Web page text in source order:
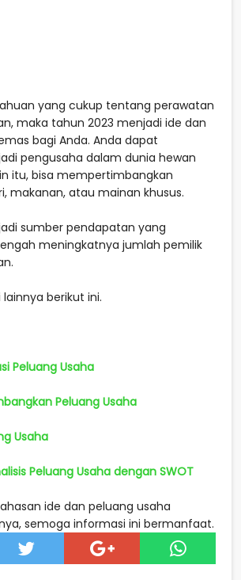
yang cukup tentang perawatan
maka tahun 2023 menjadi ide dan
bagi Anda. Anda dapat
pengusaha dalam dunia hewan
itu, bisa mempertimbangkan
makanan, atau mainan khusus.
sumber pendapatan yang
meningkatnya jumlah pemilik
berikut ini.
Peluang Usaha
Peluang Usaha
Usaha
Peluang Usaha dengan SWOT
ide dan peluang usaha
semoga informasi ini bermanfaat.